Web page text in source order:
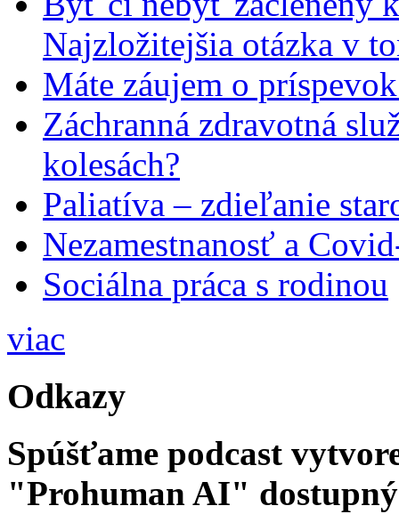
Najzložitejšia otázka v
Máte záujem o
Záchranná zdravotná
kolesách?
Paliatíva – zdieľanie
Nezamestnanosť a
Sociálna práca s rodinou
viac
Odkazy
Spúšťame podcast
"Prohuman AI"